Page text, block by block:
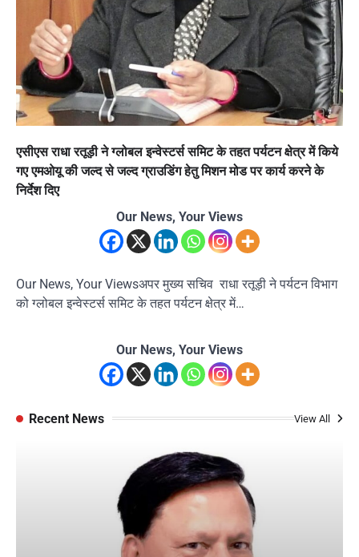
एसीएस राधा रतूड़ी ने ग्लोबल इन्वेस्टर्स समिट के तहत पर्यटन क्षेत्र में किये
गए एमओयू की जल्द से जल्द ग्राउडिंग हेतु मिशन मोड पर कार्य करने के
निर्देश दिए
Our News, Your Views
Our News, Your Viewsअपर मुख्य सचिव राधा रतूड़ी ने पर्यटन विभाग
को ग्लोबल इन्वेस्टर्स समिट के तहत पर्यटन क्षेत्र में…
Our News, Your Views
Recent News View All